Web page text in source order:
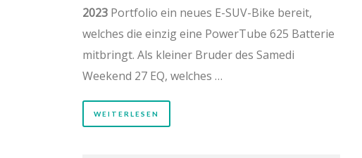
2023 Portfolio ein neues E-SUV-Bike bereit,
welches die einzig eine PowerTube 625 Batterie
mitbringt. Als kleiner Bruder des Samedi
Weekend 27 EQ, welches …
WEITERLESEN